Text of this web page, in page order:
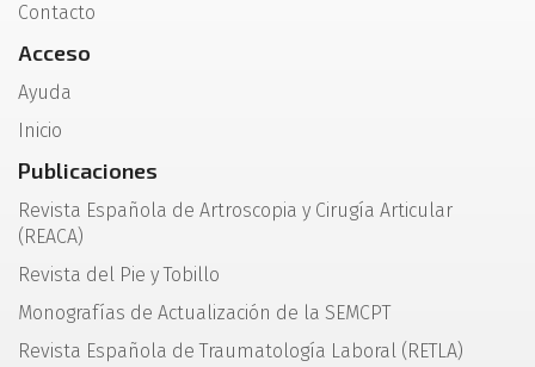
Contacto
Acceso
Ayuda
Inicio
Publicaciones
Revista Española de Artroscopia y Cirugía Articular
(REACA)
Revista del Pie y Tobillo
Monografías de Actualización de la SEMCPT
Revista Española de Traumatología Laboral (RETLA)